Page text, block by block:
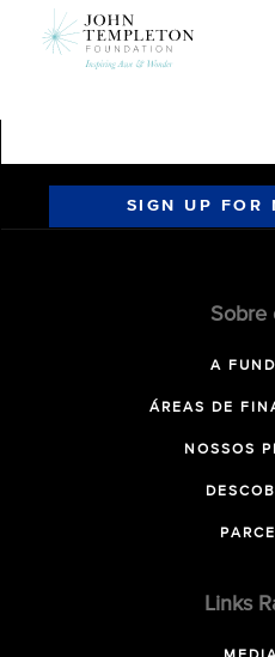
SIGN UP FOR
Sobre
A
ÁREAS DE
NOSSOS
Links